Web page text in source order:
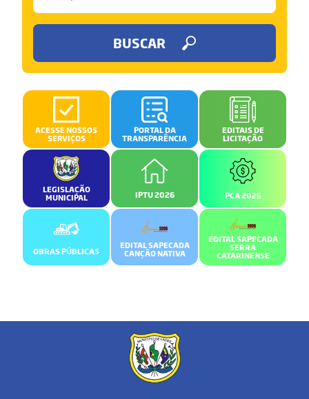
BUSCAR
ACESSE NOSSOS
SERVIÇOS
PORTAL DA
TRANSPARÊNCIA
EDITAIS DE
LICITAÇÃO
LEGISLAÇÃO
MUNICIPAL IPTU 2026 PCA 2025
OBRAS PÚBLICAS
EDITAL SAPECADA
CANÇÃO NATIVA
EDITAL SAPECADA
SERRA
CATARINENSE